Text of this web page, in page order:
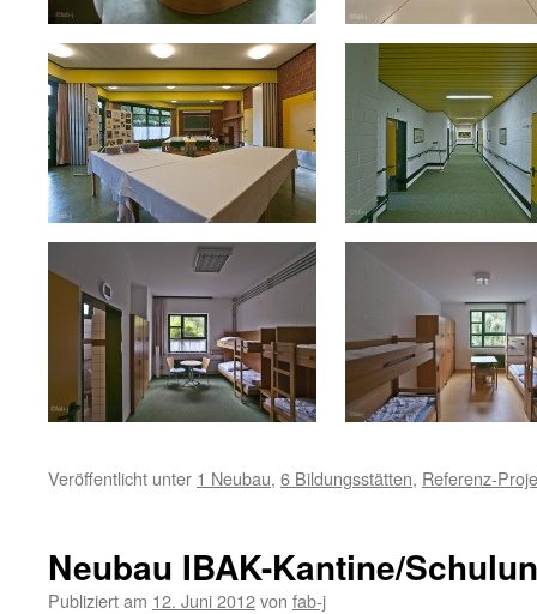
Veröffentlicht unter 1 Neubau, 6 Bildungsstätten, Referenz-
Neubau IBAK-Kantine/
Publiziert am 12. Juni 2012von fab-j